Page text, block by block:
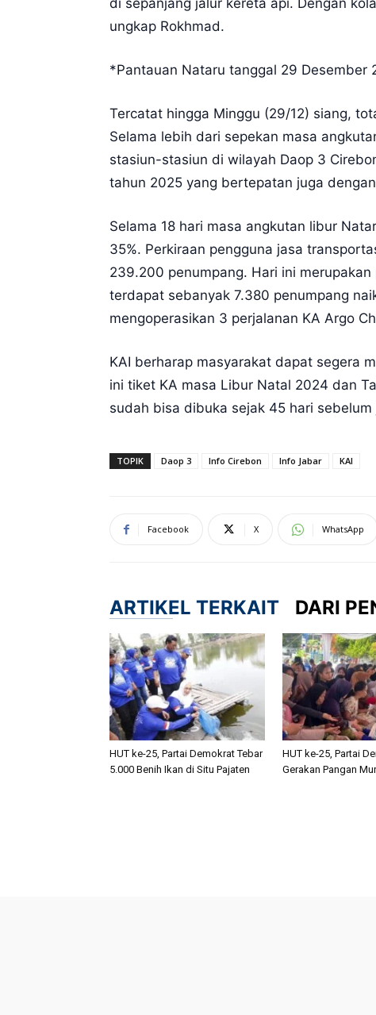
di sepanjang jalur kereta api. Dengan
ungkap Rokhmad.
*Pantauan Nataru tanggal 29 Desember
Tercatat hingga Minggu (29/12) siang,
Selama lebih dari sepekan masa
stasiun-stasiun di wilayah Daop 3
tahun 2025 yang bertepatan juga
Selama 18 hari masa angkutan libur
35%. Perkiraan pengguna jasa
239.200 penumpang. Hari ini
terdapat sebanyak 7.380 penumpang
mengoperasikan 3 perjalanan KA Argo
KAI berharap masyarakat dapat segera
ini tiket KA masa Libur Natal 2024 dan
sudah bisa dibuka sejak 45 hari
TOPIK Daop 3 Info Cirebon Info Jabar KAI
Facebook X WhatsApp
ARTIKEL TERKAIT DARI
HUT ke-25, Partai Demokrat Tebar
5.000 Benih Ikan di Situ Pajaten
HUT ke-25, Partai
Gerakan Pangan